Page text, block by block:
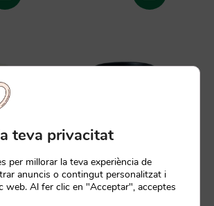
de
Mug Negre de
Cafè Kinto
teva privacitat
per millorar la teva experiència de
anuncis o contingut personalitzat i
web. Al fer clic en "Acceptar", acceptes